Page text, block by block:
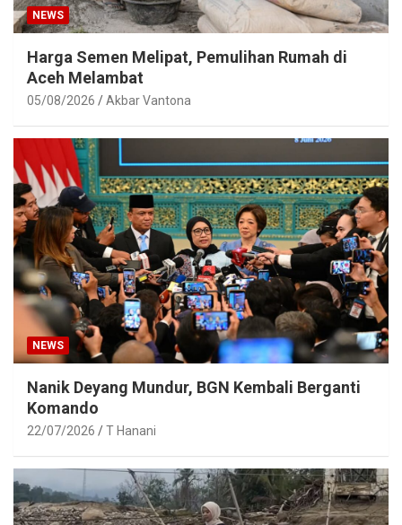
NEWS
Harga Semen Melipat, Pemulihan Rumah di
Aceh Melambat
05/08/2026 Akbar Vantona
NEWS
Nanik Deyang Mundur, BGN Kembali Berganti
Komando
22/07/2026 T Hanani